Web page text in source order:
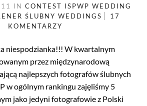
IN CONTEST ISPWP WEDDING
ŚLUBNY WEDDINGS
17
KOMENTARZY
niespodzianka!!! W kwartalnym
przez międzynarodową
najlepszych fotografów ślubnych
w ogólnym rankingu zajęliśmy 5
jako jedyni fotografowie z Polski